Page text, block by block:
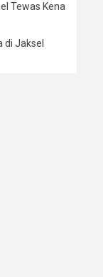
Tewas Kena
di Jaksel